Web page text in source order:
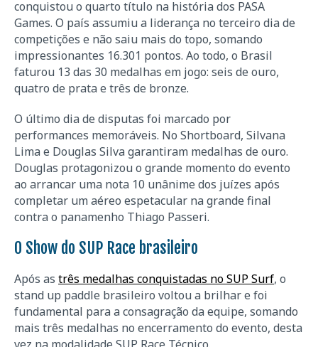
conquistou o quarto título na história dos PASA
Games. O país assumiu a liderança no terceiro dia de
competições e não saiu mais do topo, somando
impressionantes 16.301 pontos. Ao todo, o Brasil
faturou 13 das 30 medalhas em jogo: seis de ouro,
quatro de prata e três de bronze.
O último dia de disputas foi marcado por
performances memoráveis. No Shortboard, Silvana
Lima e Douglas Silva garantiram medalhas de ouro.
Douglas protagonizou o grande momento do evento
ao arrancar uma nota 10 unânime dos juízes após
completar um aéreo espetacular na grande final
contra o panamenho Thiago Passeri.
O Show do SUP Race brasileiro
Após as três medalhas conquistadas no SUP Surf, o
stand up paddle brasileiro voltou a brilhar e foi
fundamental para a consagração da equipe, somando
mais três medalhas no encerramento do evento, desta